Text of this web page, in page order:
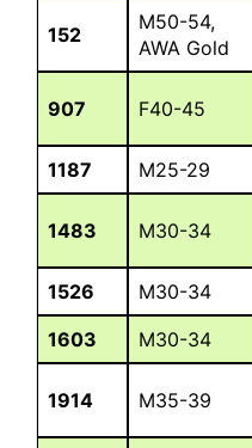
152
M50-54,
AWA Gold
907 F40-45
1187
M25-29
1483 M30-34
1526 M30-34
1603
M30-34
1914 M35-39